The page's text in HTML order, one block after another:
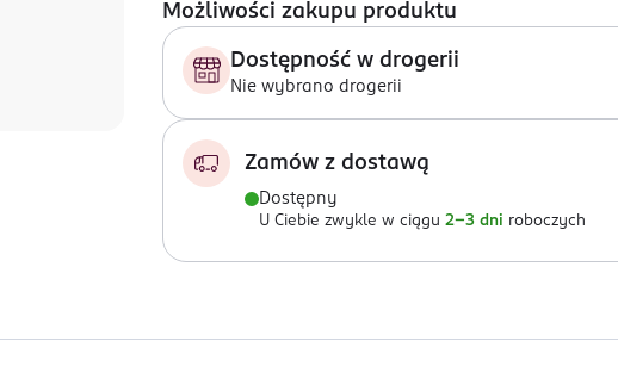
Możliwości zakupu produktu
Dostępność w drogerii
Nie wybrano drogerii
Zamów z dostawą
Dostępny
U Ciebie zwykle w ciągu 2-3 dni roboczych